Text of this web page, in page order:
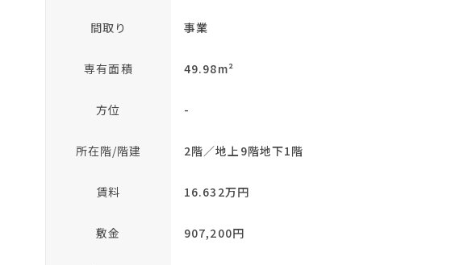
間取り 事業
専有面積 49.98m²
方位 -
所在階/階建 2階／地上9階地下1階
賃料 16.632万円
敷金 907,200円